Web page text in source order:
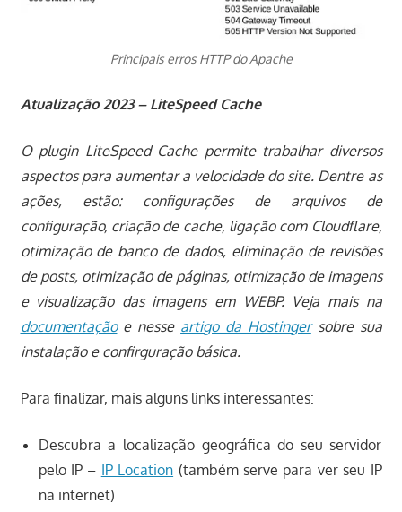
Principais erros HTTP do Apache
Atualização 2023 – LiteSpeed Cache
O plugin LiteSpeed Cache permite trabalhar diversos
aspectos para aumentar a velocidade do site. Dentre as
ações, estão: configurações de arquivos de
configuração, criação de cache, ligação com Cloudflare,
otimização de banco de dados, eliminação de revisões
de posts, otimização de páginas, otimização de imagens
e visualização das imagens em WEBP. Veja mais na
documentaçãoe nesse artigo da Hostingersobre sua
instalação e confirguração básica.
Para finalizar, mais alguns links interessantes:
Descubra a localização geográfica do seu servidor
pelo IP – IP Location (também serve para ver seu IP
na internet)